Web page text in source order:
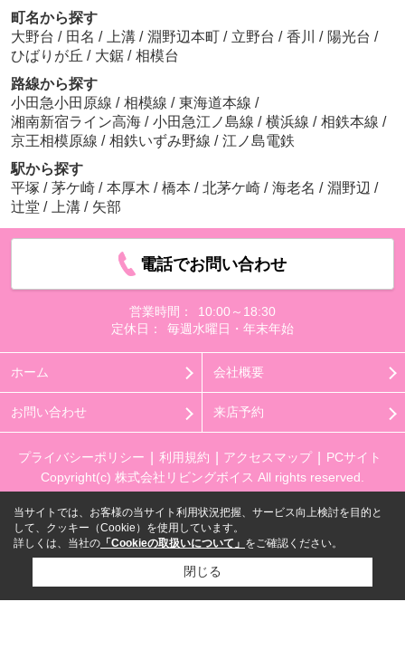
町名から探す
大野台 / 田名 / 上溝 / 淵野辺本町 / 立野台 / 香川 / 陽光台 /
ひばりが丘 / 大鋸 / 相模台
路線から探す
小田急小田原線 / 相模線 / 東海道本線 /
湘南新宿ライン高海 / 小田急江ノ島線 / 横浜線 / 相鉄本線 /
京王相模原線 / 相鉄いずみ野線 / 江ノ島電鉄
駅から探す
平塚 / 茅ケ崎 / 本厚木 / 橋本 / 北茅ケ崎 / 海老名 / 淵野辺 /
辻堂 / 上溝 / 矢部
電話でお問い合わせ
営業時間：
10:00～18:30
定休日：
毎週水曜日・年末年始
ホーム 会社概要
お問い合わせ 来店予約
プライバシーポリシー 利用規約 アクセスマップ
PCサイト
Copyright(c) 株式会社リビングボイス All rights reserved.
当サイトでは、お客様の当サイト利用状況把握、サービス向上検討を目的と
して、クッキー（Cookie）を使用しています。
詳しくは、当社の 「Cookieの取扱いについて」 をご確認ください。
閉じる